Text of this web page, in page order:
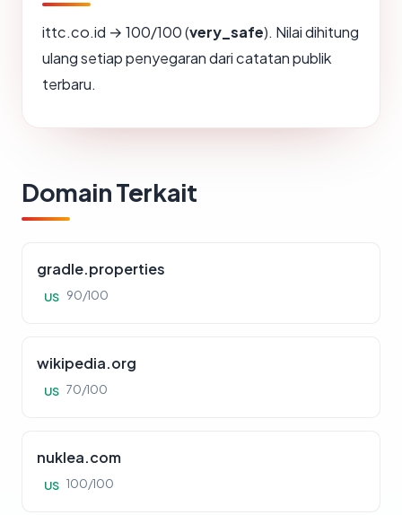
ittc.co.id → 100/100 (very_safe). Nilai dihitung
ulang setiap penyegaran dari catatan publik
terbaru.
Domain Terkait
gradle.properties
US 90/100
wikipedia.org
US 70/100
nuklea.com
US 100/100